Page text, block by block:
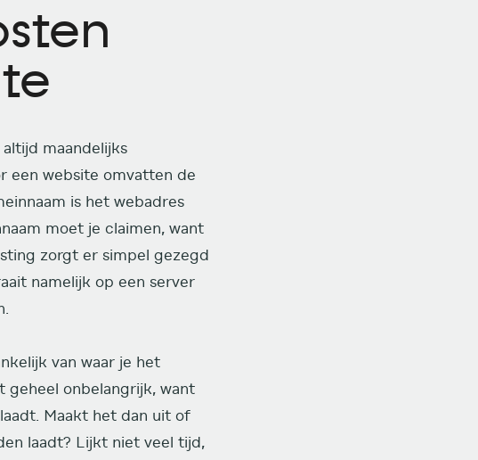
maandelijks
een website omvatten de
is het webadres
moet je claimen, want
zorgt er simpel gezegd
namelijk op een server
van waar je het
geheel onbelangrijk, want
Maakt het dan uit of
laadt? Lijkt niet veel tijd,